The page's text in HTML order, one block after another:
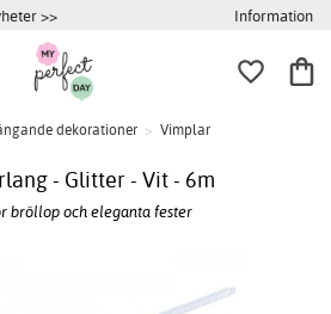
>> Information
dekorationer > Vimplar
- Glitter - Vit - 6m
bröllop och eleganta fester